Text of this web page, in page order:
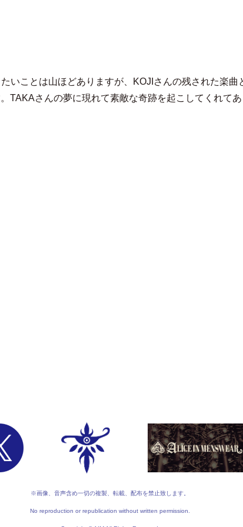
いことは山ほどありますが、KOJIさんの残された楽
TAKAさんの夢に現れて素敵な奇跡を起こしてくれてあ
※画像、音声含め一切の複製、転載、配布を禁止致します。
No reproduction or republication without written permission.